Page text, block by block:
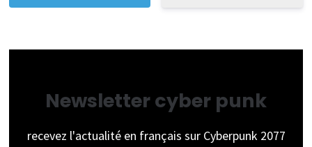
Newsletter cyber punk
recevez l'actualité en français sur Cyberpunk 2077